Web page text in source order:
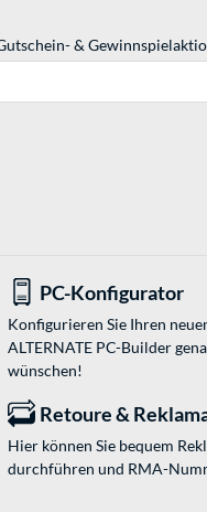
&
PC-Konfigurator
Konfigurieren Sie Ihren
ALTERNATE PC-Builder
wünschen!
Retoure &
Hier können Sie bequem
durchführen und RMA-